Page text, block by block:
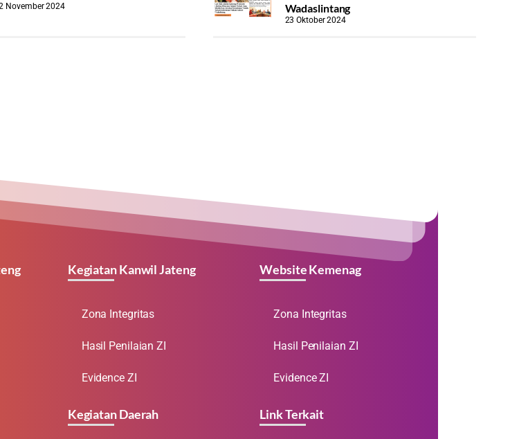
November 2024
Wadaslintang
23 Oktober 2024
Kegiatan Kanwil Jateng
Zona Integritas
Hasil Penilaian ZI
Evidence ZI
Kegiatan Daerah
Website Kemenag
Zona Integritas
Hasil Penilaian ZI
Evidence ZI
Link Terkait